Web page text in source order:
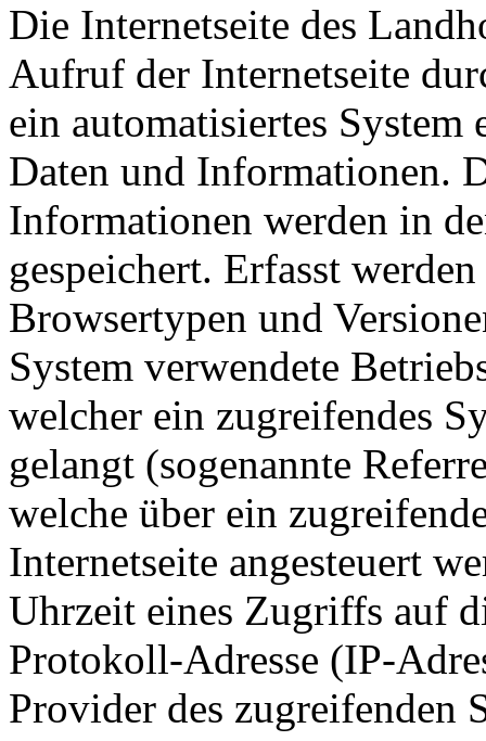
Die Internetseite des
Aufruf der Internetseite
ein automatisiertes
Daten und Informationen.
Informationen werden in
gespeichert. Erfasst
Browsertypen und
System verwendete
welcher ein zugreifendes
gelangt (sogenannte
welche über ein
Internetseite angesteuert
Uhrzeit eines Zugriffs auf
Protokoll-Adresse (IP-
Provider des zugreifenden